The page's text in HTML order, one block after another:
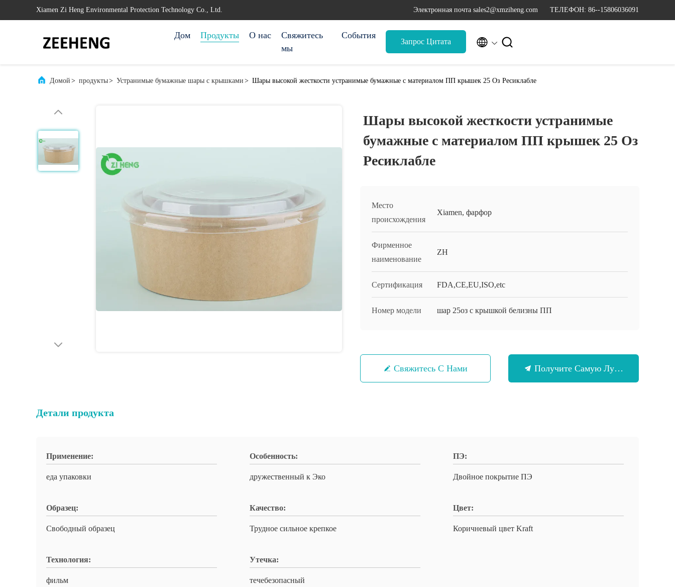
Xiamen Zi Heng Environmental Protection Technology Co., Ltd. Электронная почта sales2@xmziheng.com ТЕЛЕФОН: 86--15806036091
Дом Продукты О нас
Свяжитесь
мы
События
Запрос Цитата  
Домой > продукты> Устранимые бумажные шары с крышками > Шары высокой жесткости устранимые бумажные с материалом ПП крышек 25 Оз Ресиклабле
Шары высокой жесткости устранимые
бумажные с материалом ПП крышек 25 Оз
Ресиклабле
Место
происхождения
Xiamen, фарфор
Фирменное
наименование
ZH
Сертификация FDA,CE,EU,ISO,etc
Номер модели шар 25оз с крышкой белизны ПП
Свяжитесь С Нами Получите Самую Лучшую Цену
Детали продукта
Применение:
еда упаковки
Особенность:
дружественный к Эко
ПЭ:
Двойное покрытие ПЭ
Образец:
Свободный образец
Качество:
Трудное сильное крепкое
Цвет:
Коричневый цвет Kraft
Технология:
фильм
Утечка:
течебезопасный